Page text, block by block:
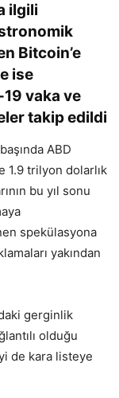
ilgili
Bitcoin’e
ise
vaka ve
takip edildi
ABD
1.9 trilyon dolarlık
bu yıl sonu
spekülasyona
yakından
gerginlik
olduğu
de kara listeye